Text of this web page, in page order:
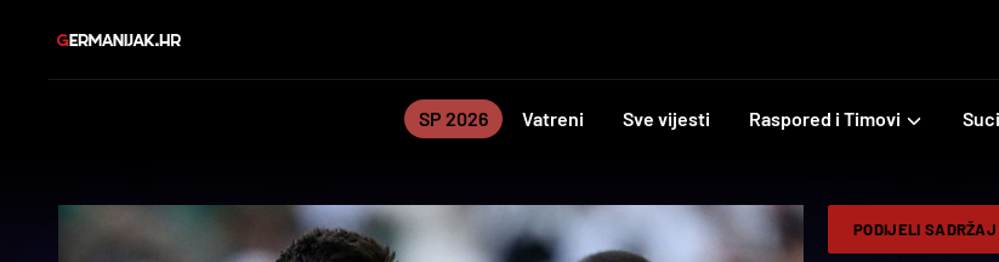
SP 2026 Vatreni Sve vijesti Raspored i Timovi Suci
PODIJELI SADRŽAJ